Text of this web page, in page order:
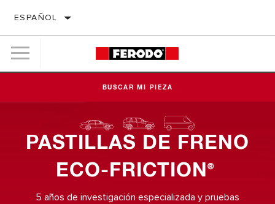
ESPAÑOL
BUSCAR MI PIEZA
PASTILLAS DE FRENO
ECO-FRICTION®
5 años de investigación especializada y pruebas